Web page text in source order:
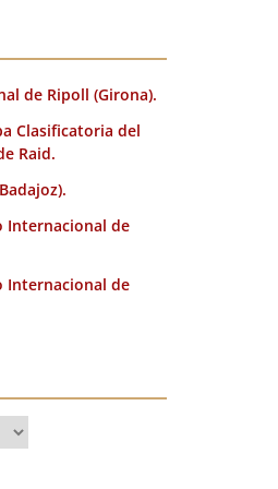
de Ripoll (Girona).
Clasificatoria del
Raid.
Internacional de
Internacional de